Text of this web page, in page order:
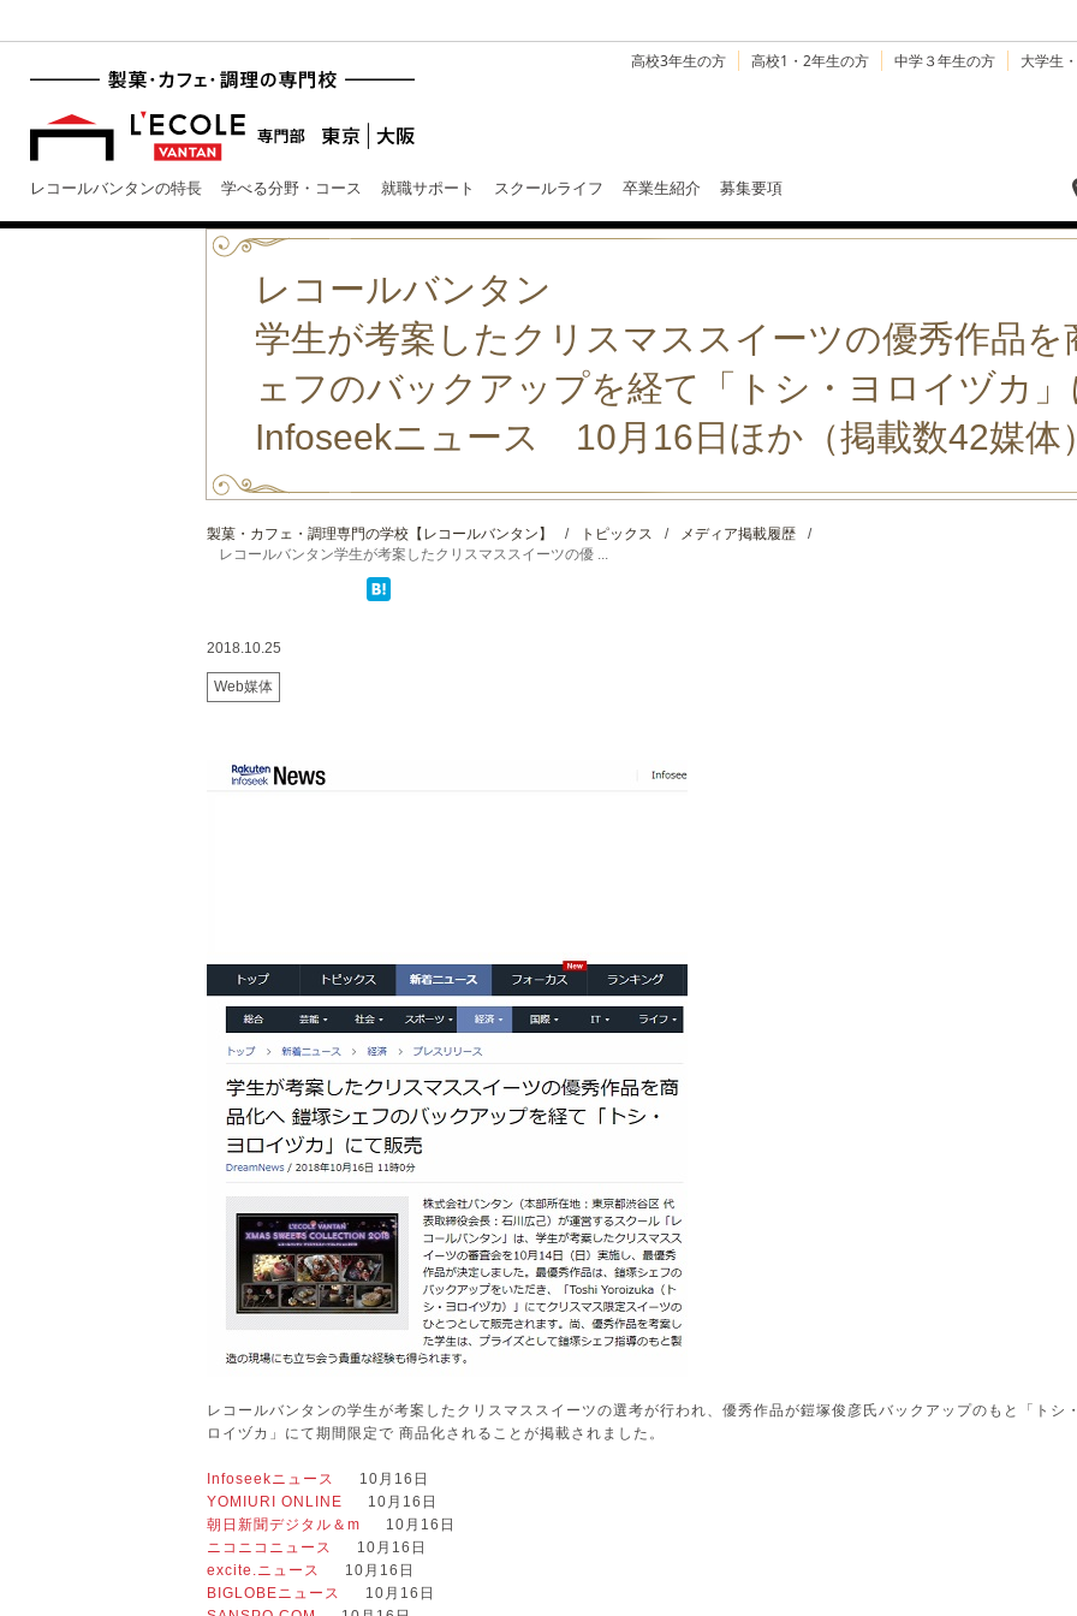
高校3年生の方 高校1・2年生の方 中学３年生の方 大学生
レコールバンタンの特長 学べる分野・コース 就職サポート スクールライフ 卒業生紹介 募集要項
レコールバンタン
学生が考案したクリスマススイーツの優秀作品を
ェフのバックアップを経て「トシ・ヨロイヅカ
Infoseekニュース 10月16日ほか（掲載数42媒体
製菓・カフェ・調理専門の学校【レコールバンタン】 / トピックス / メディア掲載履歴
/
レコールバンタン学生が考案したクリスマススイーツの優 ...
2018.10.25
Web媒体
レコールバンタンの学生が考案したクリスマススイーツの選考が行われ、優秀作品が鎧塚俊彦氏バックアップのもと「トシ
ロイヅカ」にて期間限定で 商品化されることが掲載されました。
Infoseekニュース
10月16日
YOMIURI ONLINE
10月16日
朝日新聞デジタル＆m
10月16日
ニコニコニュース
10月16日
excite.ニュース
10月16日
BIGLOBEニュース
10月16日